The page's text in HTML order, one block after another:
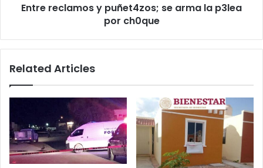
ch0que
Entre reclamos y puñet4zos; se arma la p3lea
por ch0que
Related Articles